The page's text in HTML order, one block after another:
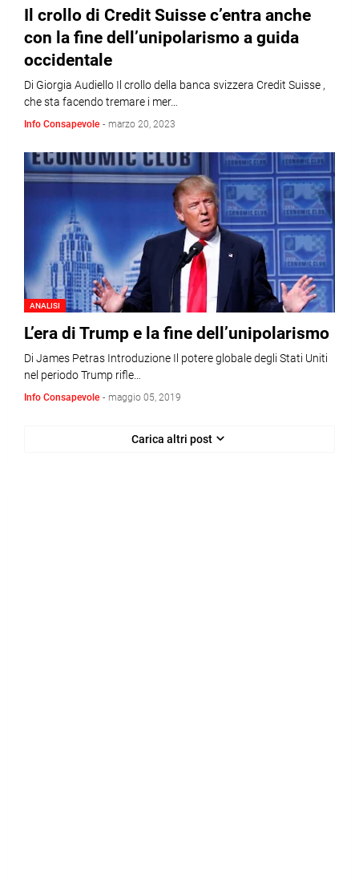
Il crollo di Credit Suisse c’entra anche
con la fine dell’unipolarismo a guida
occidentale
Di Giorgia Audiello Il crollo della banca svizzera Credit Suisse ,
che sta facendo tremare i mer…
Info Consapevole - marzo 20, 2023
ANALISI
L’era di Trump e la fine dell’unipolarismo
Di James Petras Introduzione Il potere globale degli Stati Uniti
nel periodo Trump rifle…
Info Consapevole - maggio 05, 2019
Carica altri post